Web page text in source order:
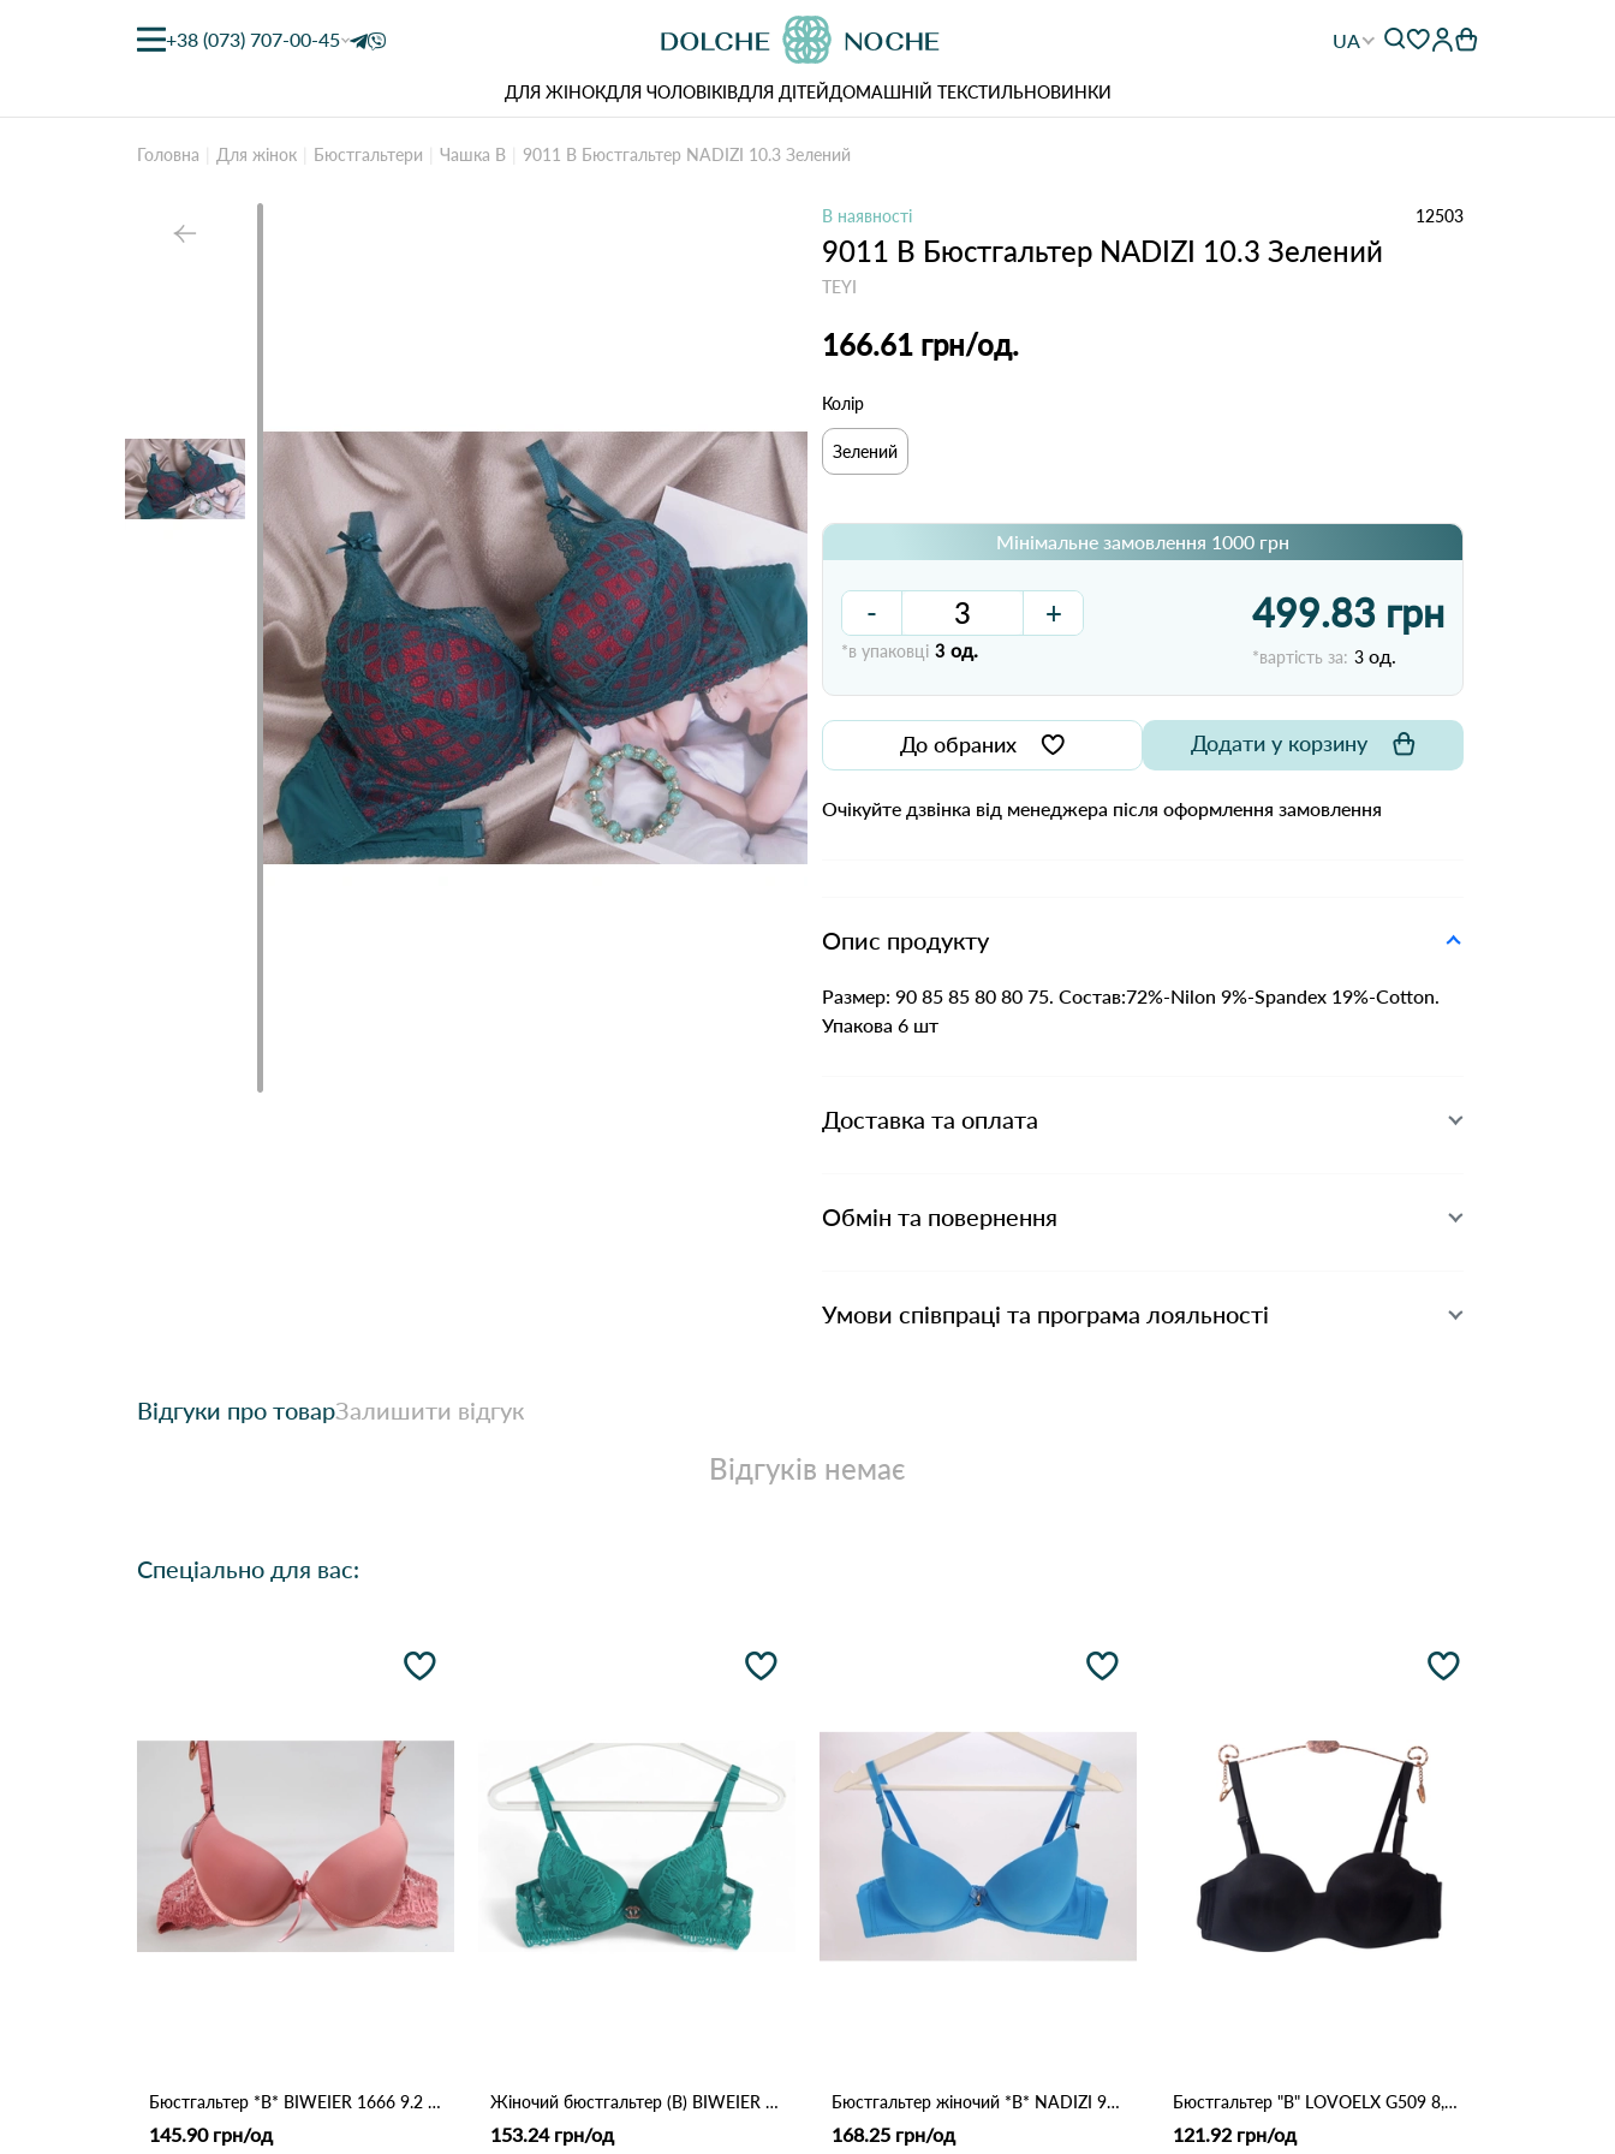
+38 (073) 707-00-45 UA
ДЛЯ ЖІНОКДЛЯ ЧОЛОВІКІВДЛЯ ДІТЕЙДОМАШНІЙ ТЕКСТИЛЬНОВИНКИ
Головна Для жінок Бюстгальтери Чашка B 9011 B Бюстгальтер NADIZI 10.3 Зелений
В наявності 12503
9011 B Бюстгальтер NADIZI 10.3 Зелений
TEYI
166.61 грн/од.
Колір
Зелений
Мінімальне замовлення 1000 грн
- +
*в упаковці 3 од.
499.83 грн
*вартість за: 3 од.
До обраних Додати у корзину
Очікуйте дзвінка від менеджера після оформлення замовлення
Опис продукту
Размер: 90 85 85 80 80 75. Состав:72%-Nilon 9%-Spandex 19%-Cotton.
Упакова 6 шт
Доставка та оплата
Обмін та повернення
Умови співпраці та програма лояльності
Відгуки про товарЗалишити відгук
Відгуків немає
Спеціально для вас:
Бюстгальтер *В* BIWEIER 1666 9.2 Оранжевий
145.90 грн/од
Жіночий бюстгальтер (B) BIWEIER 87718 7,2 Зелений
153.24 грн/од
Бюстгальтер жіночий *B* NADIZI 9780 17.2 Голубий
168.25 грн/од
Бюстгальтер "B" LOVOELX G509 8,1 Чорний
121.92 грн/од